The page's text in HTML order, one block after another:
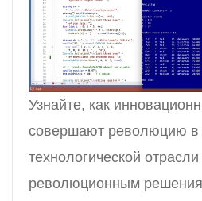
Узнайте, как
совершают революцию в
технологической
революционным